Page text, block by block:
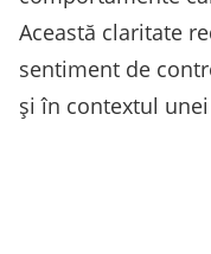
Această claritate
sentiment de
și în contextul